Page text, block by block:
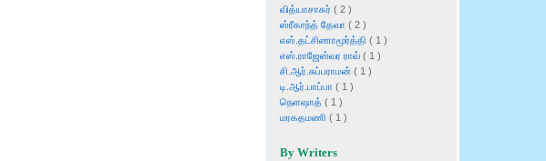
வித்யாசாகர் ( 2 )
ஸ்ரீகாந்த் தேவா ( 2 )
எஸ்.தட்சிணாமூர்த்தி ( 1 )
எஸ்.ராஜேஸ்வர ராவ் ( 1 )
சி.ஆர்.சுப்பராமன் ( 1 )
டி.ஆர்.பாப்பா ( 1 )
நெளஷாத் ( 1 )
மரகதமணி ( 1 )
By Writers